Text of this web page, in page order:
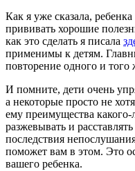
Как я уже сказала,
прививать хорошие
как это сделать я писала
применимы к детям.
повторение одного и того
И помните, дети очень
а некоторые просто не
ему преимущества
разжевывать и
последствия
поможет вам в этом. Это
вашего ребенка.